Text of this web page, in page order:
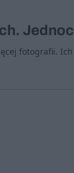
fotografii. Ich